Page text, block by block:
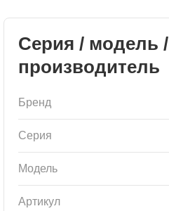
Серия / модель /
производитель
Бренд
Серия
Модель
Артикул